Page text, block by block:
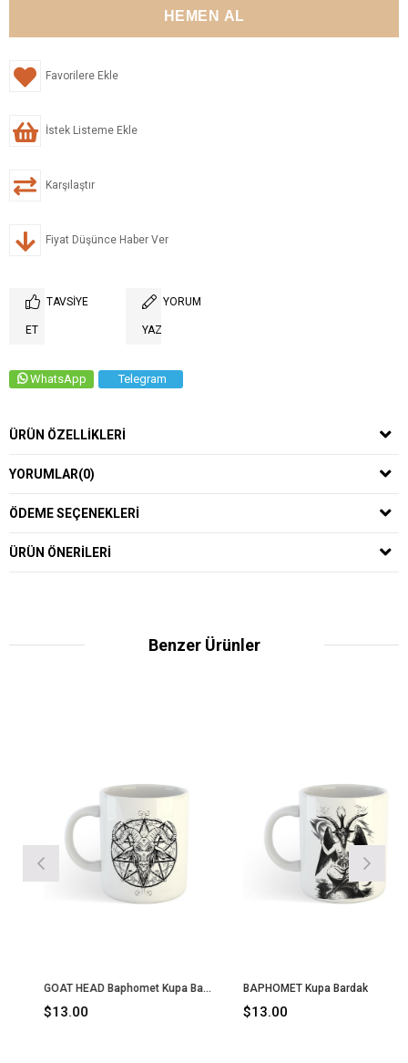
Favorilere Ekle
İstek Listeme Ekle
Karşılaştır
Fiyat Düşünce Haber Ver
TAVSIYE
ET
YORUM
YAZ
WhatsApp Telegram
ÜRÜN ÖZELLIKLERI
YORUMLAR(0)
ÖDEME SEÇENEKLERI
ÜRÜN ÖNERILERI
Benzer Ürünler
GOAT HEAD Baphomet Kupa Bardak
$13.00
BAPHOMET Kupa Bardak
$13.00